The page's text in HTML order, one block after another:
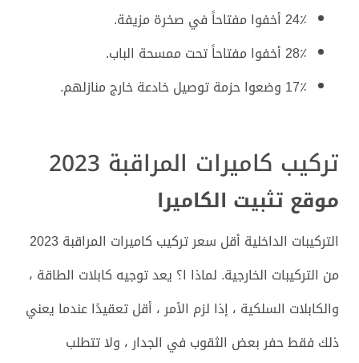
24٪ أخفوا مفتاحاً في صخرة مزيفة.
28٪ أخفوا مفتاحاً تحت ممسحة الباب.
17٪ وضعوا حزمة توصيل خادعة خارج منازلهم.
تركيب كاميرات المراقبة 2023
موقع تثبيت الكاميرا
التركيبات الداخلية أقل سعر تركيب كاميرات المراقبة 2023
من التركيبات الخارجية. لماذا ا؟ يعد توجيه كابلات الطاقة ،
والكابلات السلكية ، إذا لزم الأمر ، أقل تعقيدًا عندما يعني
ذلك فقط حفر بعض الثقوب في الجدار ، ولا تتطلب